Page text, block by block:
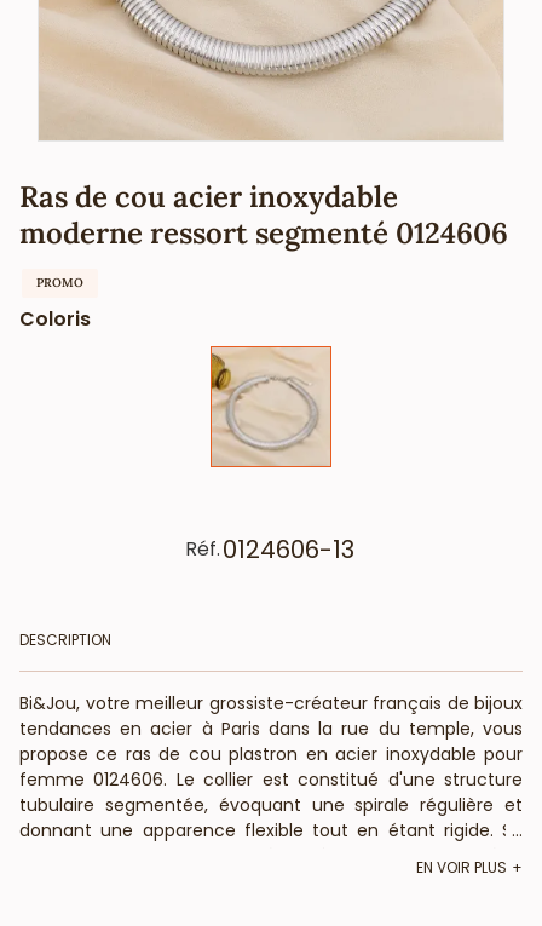
Ras de cou acier inoxydable
moderne ressort segmenté 0124606
PROMO
Coloris
Réf.0124606-13
DESCRIPTION
Bi&Jou, votre meilleur grossiste-créateur français de bijoux
tendances en acier à Paris dans la rue du temple, vous
propose ce ras de cou plastron en acier inoxydable pour
femme 0124606. Le collier est constitué d'une structure
tubulaire segmentée, évoquant une spirale régulière et
donnant une apparence flexible tout en étant rigide. Sa
accentuant son aspect luxueux. Ce collier fera la parure
...
EN VOIR PLUS